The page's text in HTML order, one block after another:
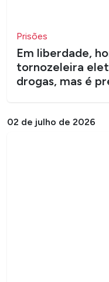
Prisões
Em liberdade,
tornozeleira
drogas, mas é
02 de julho de 2026